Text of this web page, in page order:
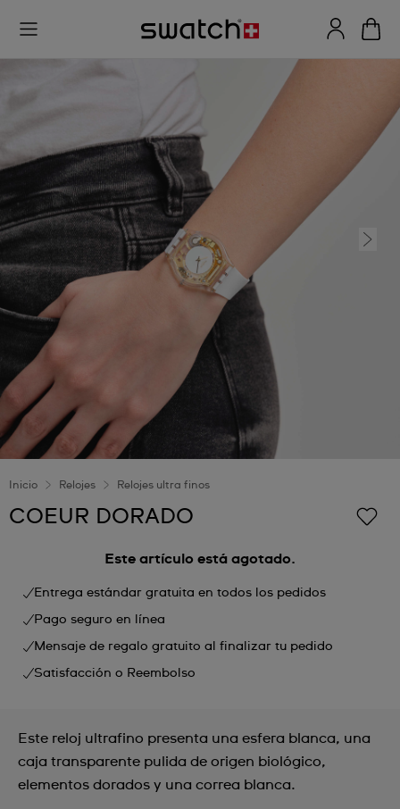
Inicio Relojes Relojes ultra finos
COEUR DORADO
Este artículo está agotado.
Entrega estándar gratuita en todos los pedidos
Pago seguro en línea
Mensaje de regalo gratuito al finalizar tu pedido
Satisfacción o Reembolso
Este reloj ultrafino presenta una esfera blanca, una
caja transparente pulida de origen biológico,
elementos dorados y una correa blanca.